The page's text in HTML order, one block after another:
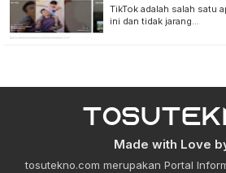
TikTok adalah salah satu
ini dan tidak jarang…
Made with Love
tosutekno.com merupakan Portal